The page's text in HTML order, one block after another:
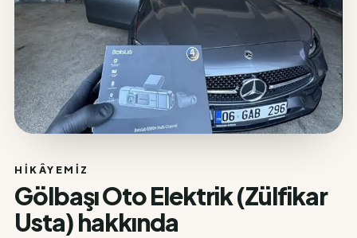
HIKÂYEMIZ
Gölbaşı Oto Elektrik (Zülfikar
Usta) hakkında